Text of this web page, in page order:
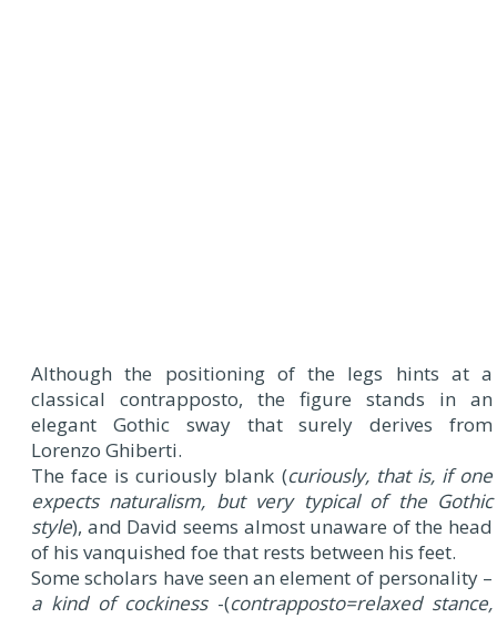
Although the positioning of the legs hints at a
classical contrapposto, the figure stands in an
elegant Gothic sway that surely derives from
Lorenzo Ghiberti.
The face is curiously blank (curiously, that is, if one
expects naturalism, but very typical of the Gothic
style), and David seems almost unaware of the head
of his vanquished foe that rests between his feet.
Some scholars have seen an element of personality –
a kind of cockiness-(contrapposto=relaxed stance,